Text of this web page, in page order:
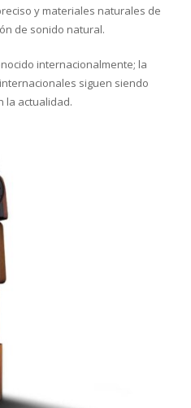
y materiales naturales de
de sonido natural.
internacionalmente; la
siguen siendo
la actualidad.